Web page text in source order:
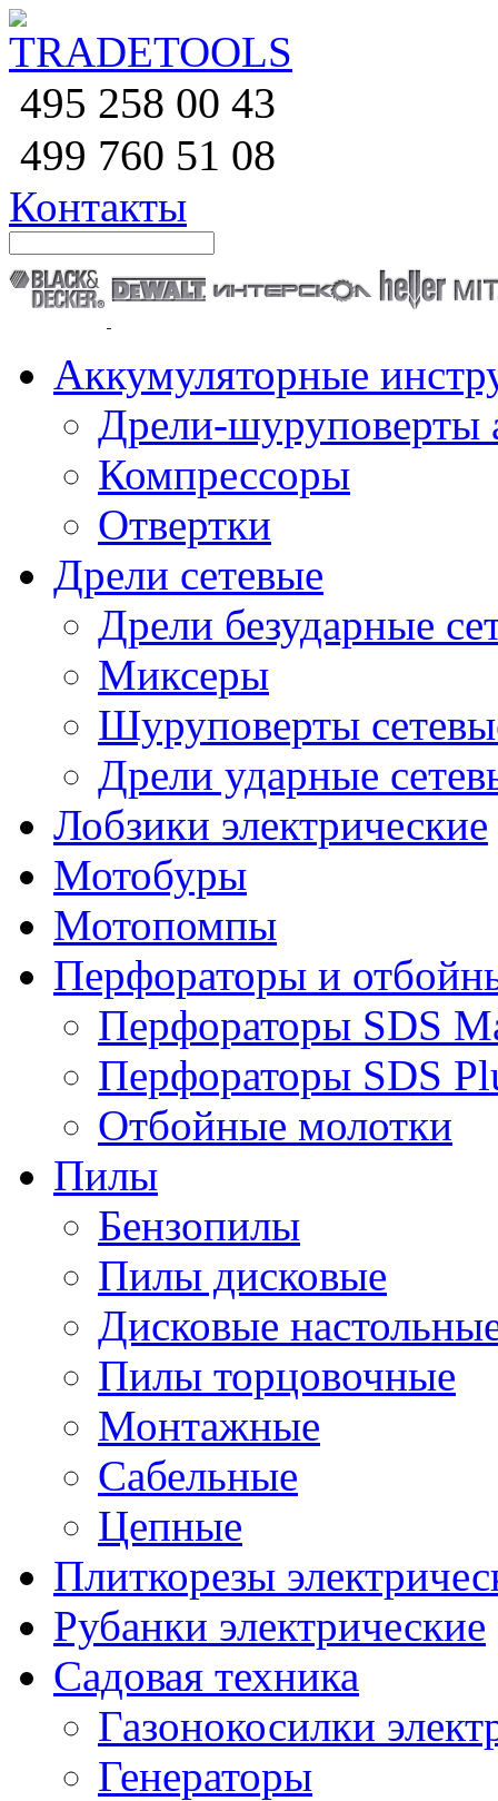
495 258 00 43
499 760 51 08
Контакты
Аккумуляторные
Дрели-шуруповерты
Компрессоры
Отвертки
Дрели сетевые
Дрели безударные
Миксеры
Шуруповерты
Дрели ударные
Лобзики электрические
Мотобуры
Мотопомпы
Перфораторы и
Перфораторы SDS
Перфораторы SDS
Отбойные молотки
Пилы
Бензопилы
Пилы дисковые
Дисковые
Пилы торцовочные
Монтажные
Сабельные
Цепные
Плиткорезы
Рубанки электрические
Садовая техника
Газонокосилки
Генераторы